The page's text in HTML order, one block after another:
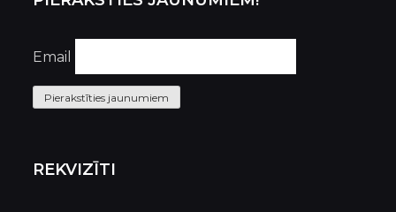
Email
Pierakstīties jaunumiem
REKVIZĪTI